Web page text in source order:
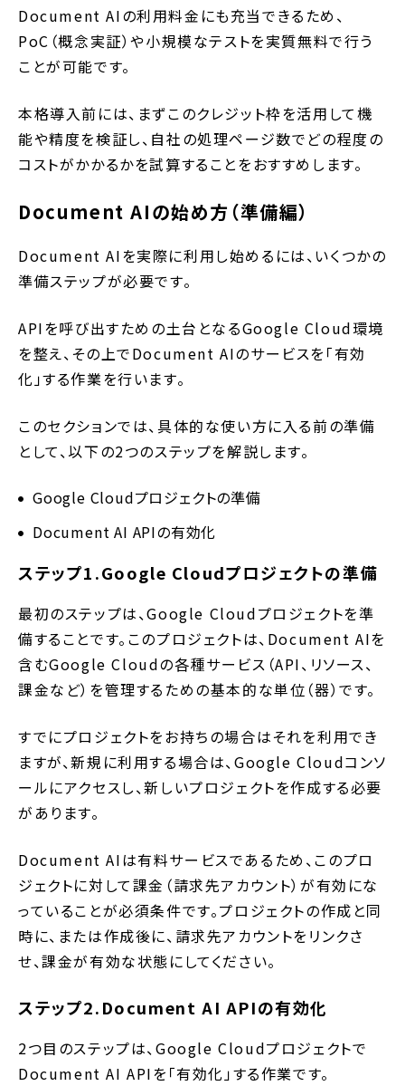
Document AIの利用料金にも充当できるため、
PoC（概念実証）や小規模なテストを実質無料で行う
ことが可能です。
本格導入前には、まずこのクレジット枠を活用して機
能や精度を検証し、自社の処理ページ数でどの程度の
コストがかかるかを試算することをおすすめします。
Document AIの始め方（準備編）
Document AIを実際に利用し始めるには、いくつかの
準備ステップが必要です。
APIを呼び出すための土台となるGoogle Cloud環境
を整え、その上でDocument AIのサービスを「有効
化」する作業を行います。
このセクションでは、具体的な使い方に入る前の準備
として、以下の2つのステップを解説します。
Google Cloudプロジェクトの準備
Document AI APIの有効化
ステップ1.Google Cloudプロジェクトの準備
最初のステップは、Google Cloudプロジェクトを準
備することです。このプロジェクトは、Document AIを
含むGoogle Cloudの各種サービス（API、リソース、
課金など）を管理するための基本的な単位（器）です。
すでにプロジェクトをお持ちの場合はそれを利用でき
ますが、新規に利用する場合は、Google Cloudコンソ
ールにアクセスし、新しいプロジェクトを作成する必要
があります。
Document AIは有料サービスであるため、このプロ
ジェクトに対して課金（請求先アカウント）が有効にな
っていることが必須条件です。プロジェクトの作成と同
時に、または作成後に、請求先アカウントをリンクさ
せ、課金が有効な状態にしてください。
ステップ2.Document AI APIの有効化
2つ目のステップは、Google Cloudプロジェクトで
Document AI APIを「有効化」する作業です。